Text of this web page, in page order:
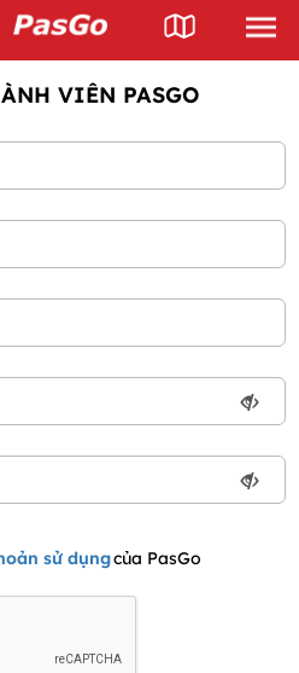
VIÊN PASGO
sử dụngcủa PasGo